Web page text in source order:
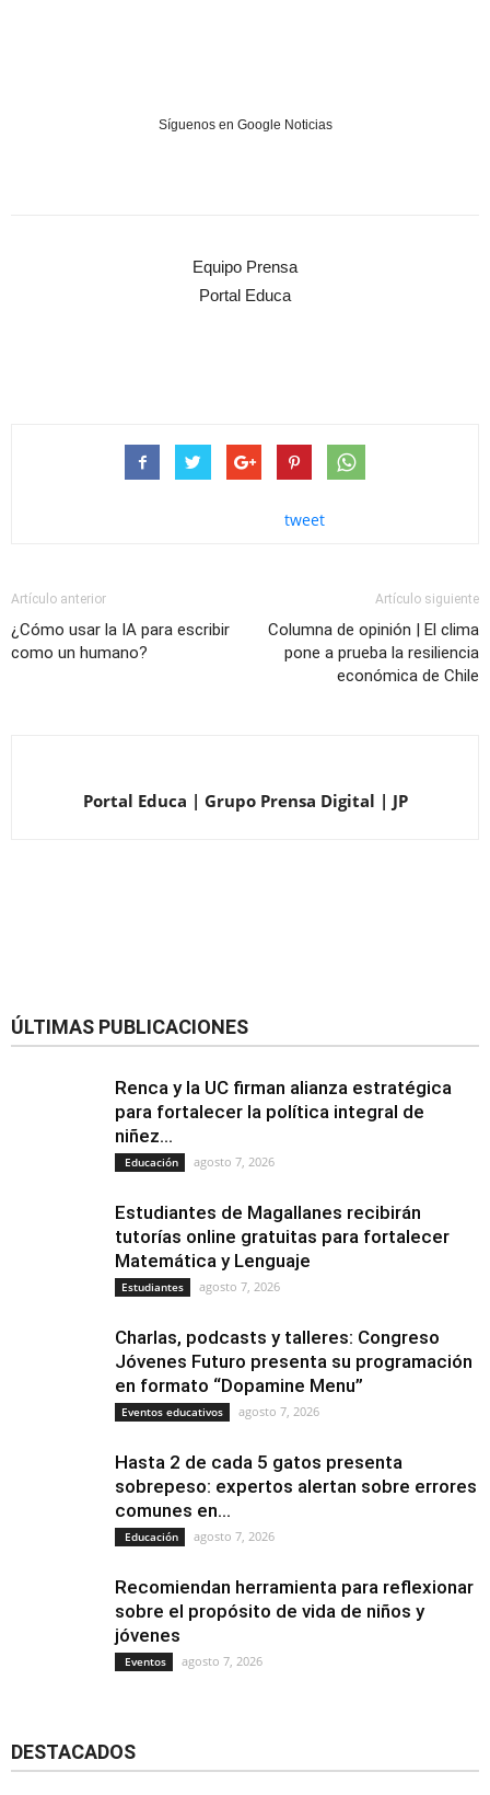
Síguenos en Google Noticias
Equipo Prensa
Portal Educa
tweet
Artículo anterior
¿Cómo usar la IA para escribir
como un humano?
Artículo siguiente
Columna de opinión | El clima
pone a prueba la resiliencia
económica de Chile
Portal Educa | Grupo Prensa Digital | JP
ÚLTIMAS PUBLICACIONES
Renca y la UC firman alianza estratégica
para fortalecer la política integral de
niñez...
Educación agosto 7, 2026
Estudiantes de Magallanes recibirán
tutorías online gratuitas para fortalecer
Matemática y Lenguaje
Estudiantes agosto 7, 2026
Charlas, podcasts y talleres: Congreso
Jóvenes Futuro presenta su programación
en formato “Dopamine Menu”
Eventos educativos agosto 7, 2026
Hasta 2 de cada 5 gatos presenta
sobrepeso: expertos alertan sobre errores
comunes en...
Educación agosto 7, 2026
Recomiendan herramienta para reflexionar
sobre el propósito de vida de niños y
jóvenes
Eventos agosto 7, 2026
DESTACADOS